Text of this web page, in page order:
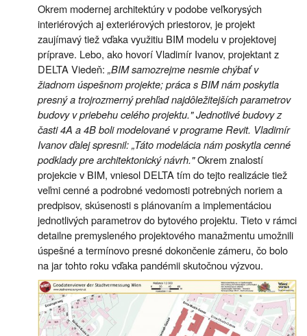
Okrem modernej architektúry v podobe veľkorysých
interiérových aj exteriérových priestorov, je projekt
zaujímavý tiež vďaka využitiu BIM modelu v projektovej
príprave. Lebo, ako hovorí Vladimír Ivanov, projektant z
DELTA Viedeň: „BIM samozrejme nesmie chýbať v
žiadnom úspešnom projekte; práca s BIM nám poskytla
presný a trojrozmerný prehľad najdôležitejších parametrov
budovy v priebehu celého projektu." Jednotlivé budovy z
časti 4A a 4B boli modelované v programe Revit. Vladimír
Ivanov ďalej spresnil: „Táto modelácia nám poskytla cenné
podklady pre architektonický návrh."Okrem znalostí
projekcie v BIM, vniesol DELTA tím do tejto realizácie tiež
veľmi cenné a podrobné vedomosti potrebných noriem a
predpisov, skúsenosti s plánovaním a implementáciou
jednotlivých parametrov do bytového projektu. Tieto v rámci
detailne premysleného projektového manažmentu umožnili
úspešné a termínovo presné dokončenie zámeru, čo bolo
na jar tohto roku vďaka pandémii skutočnou výzvou.